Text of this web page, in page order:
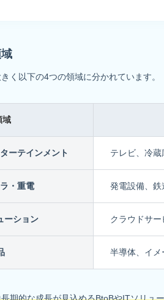
く以下の4つの領域に分かれています。
域
ーテインメント テレビ、冷
・重電 発電設備、鉄
ーション クラウドサー
半導体、イ